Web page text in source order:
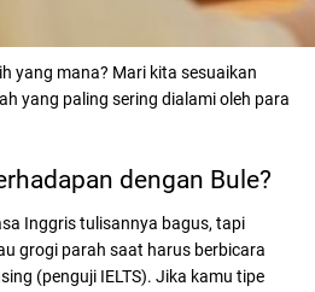
yang mana? Mari kita sesuaikan
yang paling sering dialami oleh para
dengan Bule?
Inggris tulisannya bagus, tapi
grogi parah saat harus berbicara
(penguji IELTS). Jika kamu tipe